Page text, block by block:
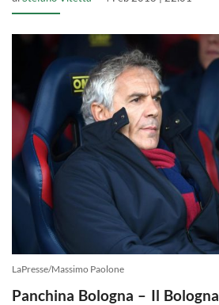
LaPresse/Massimo Paolone
Panchina Bologna – Il Bologna